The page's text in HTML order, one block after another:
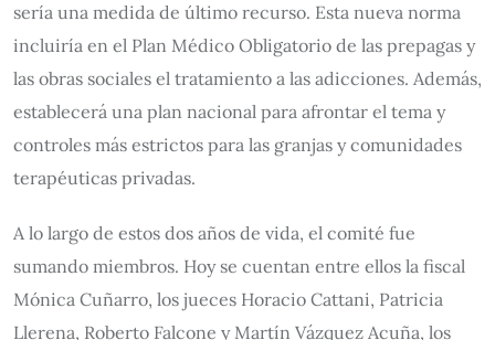
sería una medida de último recurso. Esta nueva norma
incluiría en el Plan Médico Obligatorio de las prepagas y
las obras sociales el tratamiento a las adicciones. Además,
establecerá una plan nacional para afrontar el tema y
controles más estrictos para las granjas y comunidades
terapéuticas privadas.
A lo largo de estos dos años de vida, el comité fue
sumando miembros. Hoy se cuentan entre ellos la fiscal
Mónica Cuñarro, los jueces Horacio Cattani, Patricia
Llerena, Roberto Falcone y Martín Vázquez Acuña, los